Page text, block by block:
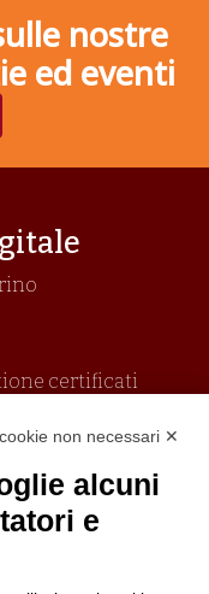
nostre
ed eventi
certificati
non necessari ✕
alcuni
e